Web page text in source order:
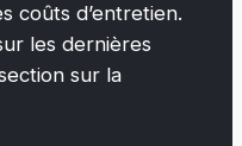
coûts d’entretien.
les dernières
sur la